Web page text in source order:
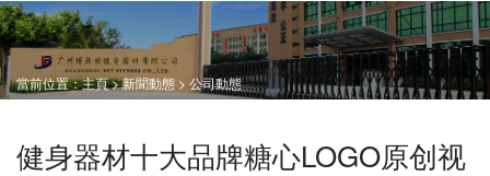
當前位置：主頁>新聞動態 > 公司動態
健身器材十大品牌糖心LOGO原创视